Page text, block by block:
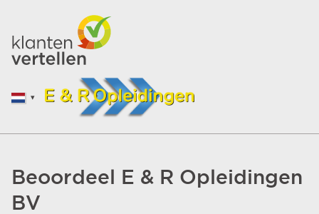
Beoordeel E & R Opleidingen
BV